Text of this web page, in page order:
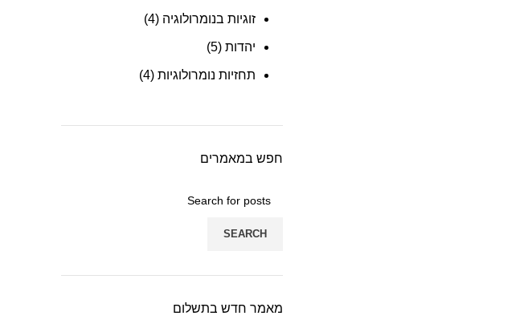
זוגיות בנומרולוגיה (4)
יהדות (5)
תחזיות נומרולוגיות (4)
חפש במאמרים
SEARCH
מאמר חדש בתשלום